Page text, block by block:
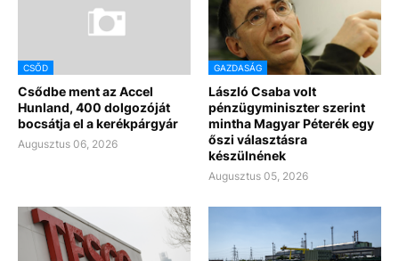
CSŐD
Csődbe ment az Accel
Hunland, 400 dolgozóját
bocsátja el a kerékpárgyár
Augusztus 06, 2026
GAZDASÁG
László Csaba volt
pénzügyminiszter szerint
mintha Magyar Péterék egy
őszi választásra
készülnének
Augusztus 05, 2026